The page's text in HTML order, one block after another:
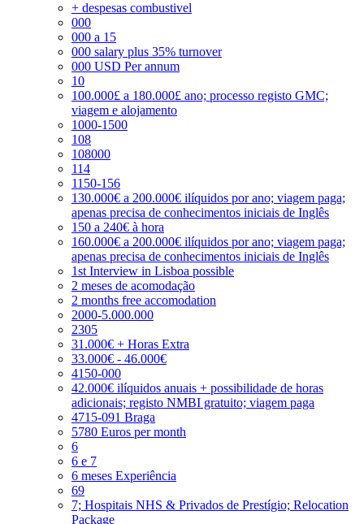
+ despesas combustivel
000
000 a 15
000 salary plus 35% turnover
000 USD Per annum
10
100.000£ a 180.000£ ano; processo registo GMC;
viagem e alojamento
1000-1500
108
108000
114
1150-156
130.000€ a 200.000€ ilíquidos por ano; viagem paga;
apenas precisa de conhecimentos iniciais de Inglês
150 a 240€ à hora
160.000€ a 200.000€ ilíquidos por ano; viagem paga;
apenas precisa de conhecimentos iniciais de Inglês
1st Interview in Lisboa possible
2 meses de acomodação
2 months free accomodation
2000-5.000.000
2305
31.000€ + Horas Extra
33.000€ - 46.000€
4150-000
42.000€ ilíquidos anuais + possibilidade de horas
adicionais; registo NMBI gratuito; viagem paga
4715-091 Braga
5780 Euros per month
6
6 e 7
6 meses Experiência
69
7; Hospitais NHS & Privados de Prestígio; Relocation
Package